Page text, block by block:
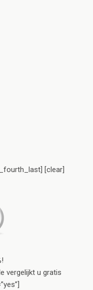
[clear]
vergelijkt u gratis